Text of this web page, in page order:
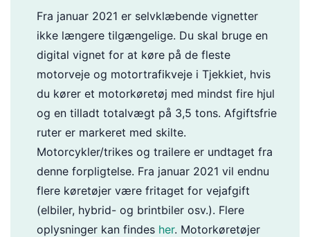
Fra januar 2021 er selvklæbende vignetter
ikke længere tilgængelige. Du skal bruge en
digital vignet for at køre på de fleste
motorveje og motortrafikveje i Tjekkiet, hvis
du kører et motorkøretøj med mindst fire hjul
og en tilladt totalvægt på 3,5 tons. Afgiftsfrie
ruter er markeret med skilte.
Motorcykler/trikes og trailere er undtaget fra
denne forpligtelse. Fra januar 2021 vil endnu
flere køretøjer være fritaget for vejafgift
(elbiler, hybrid- og brintbiler osv.). Flere
oplysninger kan findes her. Motorkøretøjer